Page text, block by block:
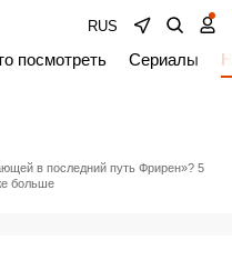
RUS
посмотреть Сериалы
в последний путь Фрирен»? 5
больше